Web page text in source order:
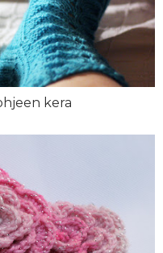
kera